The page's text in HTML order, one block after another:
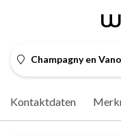
Champagny en
Kontaktdaten